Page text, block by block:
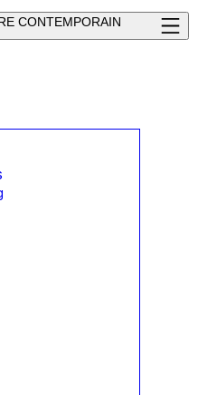
CONTEMPORAIN